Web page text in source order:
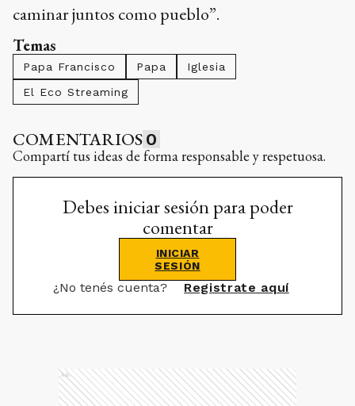
caminar juntos como pueblo”.
Temas
Papa Francisco Papa
Iglesia
El Eco Streaming
COMENTARIOS 0
Compartí tus ideas de forma responsable y respetuosa.
Debes iniciar sesión para poder
comentar
INICIAR
SESIÓN
¿No tenés cuenta? Registrate aquí
Ads